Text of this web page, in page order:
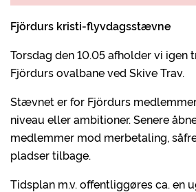
Fjördurs kristi-flyvdagsstævne
Torsdag den 10.05 afholder vi
Fjördurs ovalbane ved Skive Trav.
Stævnet er for Fjördurs
niveau eller ambitioner. Senere
medlemmer mod merbetaling,
pladser tilbage.
Tidsplan m.v. offentliggøres ca. en